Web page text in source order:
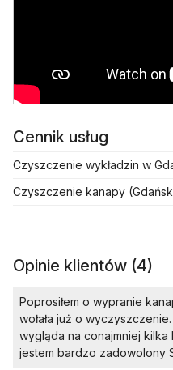
Cennik usług
Czyszczenie wykładzin w
Czyszczenie kanapy
Opinie klientów (4)
Poprosiłem o wypranie
wołała już o
wygląda na conajmniej
jestem bardzo zadowolony